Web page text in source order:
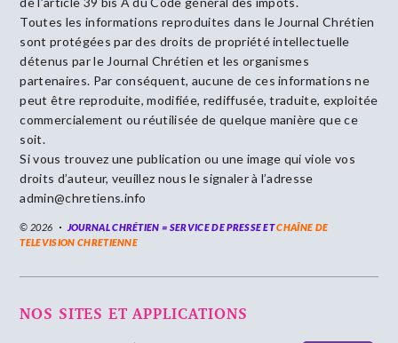
Toutes les informations reproduites dans le Journal Chrétien
sont protégées par des droits de propriété intellectuelle
détenus par le Journal Chrétien et les organismes
partenaires. Par conséquent, aucune de ces informations ne
peut être reproduite, modifiée, rediffusée, traduite, exploitée
commercialement ou réutilisée de quelque manière que ce
soit.
Si vous trouvez une publication ou une image qui viole vos
droits d’auteur, veuillez nous le signaler à l’adresse
admin@chretiens.info
© 2026 JOURNAL CHRÉTIEN = SERVICE DE PRESSE ETCHAÎNE DE
TELEVISION CHRETIENNE
NOS SITES ET APPLICATIONS